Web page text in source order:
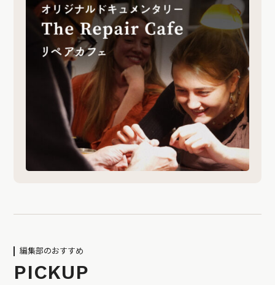
編集部のおすすめ
PICKUP